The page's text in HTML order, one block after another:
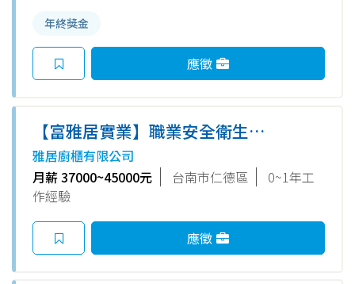
年終獎金
應徵
【富雅居實業】職業安全衛生管
理員
雅居廚櫃有限公司
月薪 37000~45000元
台南市仁德區
0~1年工
作經驗
應徵